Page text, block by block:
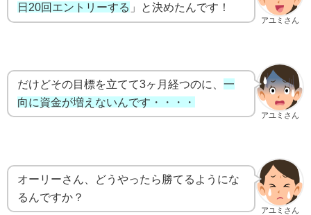
アユミさん
日20回エントリーする 」と決めたんです！
アユミさん
だけどその目標を立てて3ヶ月経つのに、 一
向に資金が増えないんです・・・・
アユミさん
オーリーさん、どうやったら勝てるようにな
るんですか？